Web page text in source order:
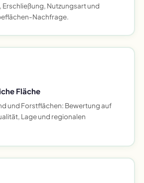
Erschließung, Nutzungsart und
Nachfrage.
Fläche
und Forstflächen: Bewertung auf
Lage und regionalen